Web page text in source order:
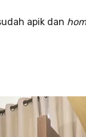
apik dan